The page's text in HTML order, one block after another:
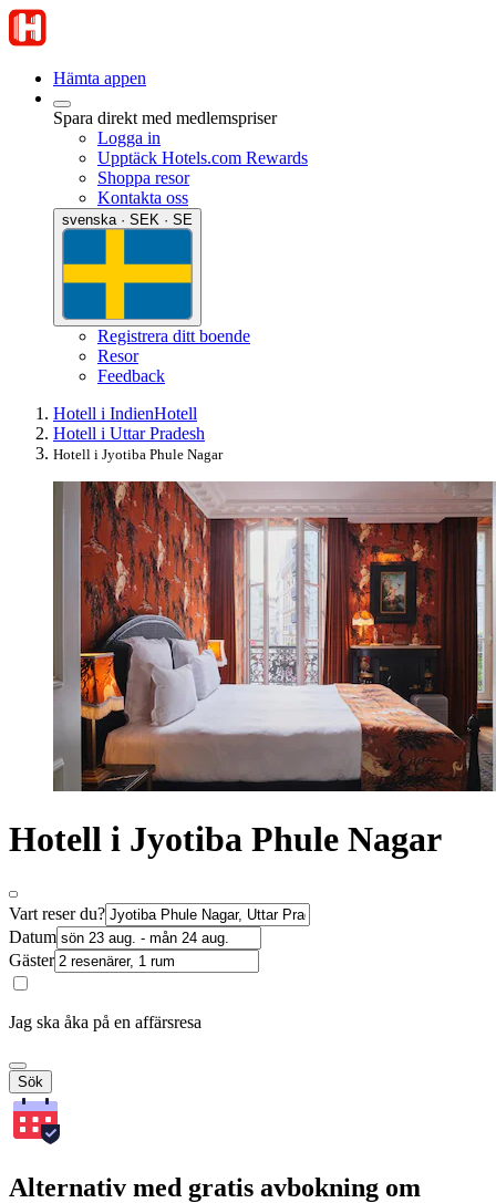
Hämta appen
Spara direkt med medlemspriser
Logga in
Upptäck Hotels.com Rewards
Shoppa resor
Kontakta oss
svenska · SEK · SE
Registrera ditt boende
Resor
Feedback
Hotell i IndienHotell
Hotell i Uttar Pradesh
Hotell i Jyotiba Phule Nagar
Hotell i Jyotiba Phule Nagar
Vart reser du?
Datum
Gäster
Jag ska åka på en affärsresa
Sök
Alternativ med gratis avbokning om